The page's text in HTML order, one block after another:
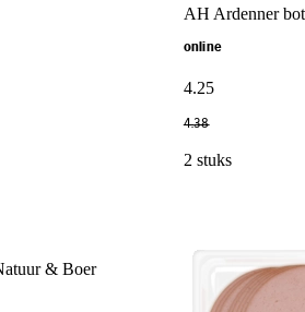
& Boer
AH Ardenner
online
4.25
4.38
2 stuks